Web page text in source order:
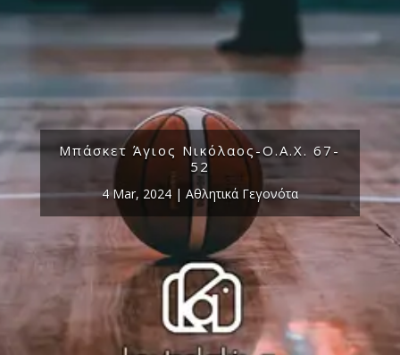
Μπάσκετ Άγιος Νικόλαος-Ο.Α.Χ. 67-
52
4 Mar, 2024| Αθλητικά Γεγονότα